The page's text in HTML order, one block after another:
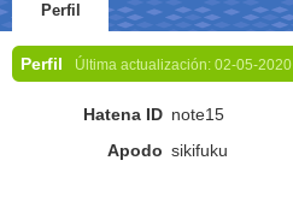
Perfil
Perfil Última actualización: 02-05-2020
Hatena ID note15
Apodo sikifuku